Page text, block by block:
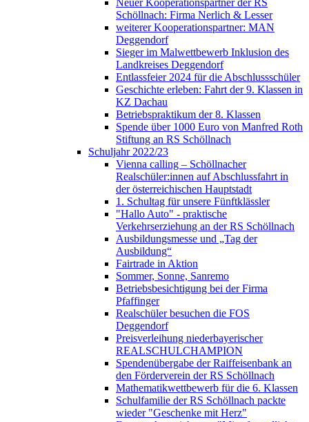
Neuer Kooperationspartner der RS
Schöllnach: Firma Nerlich & Lesser
weiterer Kooperationspartner: MAN
Deggendorf
Sieger im Malwettbewerb Inklusion des
Landkreises Deggendorf
Entlassfeier 2024 für die Abschlussschüler
Geschichte erleben: Fahrt der 9. Klassen in
KZ Dachau
Betriebspraktikum der 8. Klassen
Spende über 1000 Euro von Manfred Roth
Stiftung an RS Schöllnach
Schuljahr 2022/23
Vienna calling – Schöllnacher
Realschüler:innen auf Abschlussfahrt in
der österreichischen Hauptstadt
1. Schultag für unsere Fünftklässler
"Hallo Auto" - praktische
Verkehrserziehung an der RS Schöllnach
Ausbildungsmesse und „Tag der
Ausbildung“
Fairtrade in Aktion
Sommer, Sonne, Sanremo
Betriebsbesichtigung bei der Firma
Pfaffinger
Realschüler besuchen die FOS
Deggendorf
Preisverleihung niederbayerischer
REALSCHULCHAMPION
Spendenübergabe der Raiffeisenbank an
den Förderverein der RS Schöllnach
Mathematikwettbewerb für die 6. Klassen
Schulfamilie der RS Schöllnach packte
wieder "Geschenke mit Herz"